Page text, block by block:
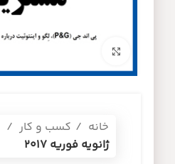
خانه
کسب و کار
ژانویه فوریه 2017